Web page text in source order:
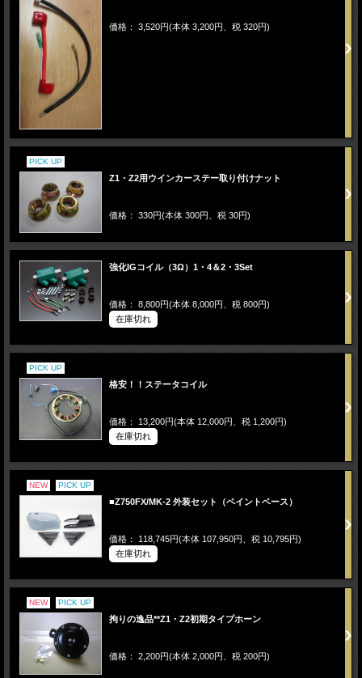
価格： 3,520円(本体 3,200円、税 320円)
PICK UP
Z1・Z2用ウインカーステー取り付けナット
価格： 330円(本体 300円、税 30円)
強化IGコイル（3Ω）1・4＆2・3Set
価格： 8,800円(本体 8,000円、税 800円)
在庫切れ
PICK UP
格安！！ステータコイル
価格： 13,200円(本体 12,000円、税 1,200円)
在庫切れ
NEW PICK UP
■Z750FX/MK-2 外装セット（ペイントベース）
価格： 118,745円(本体 107,950円、税 10,795円)
在庫切れ
NEW PICK UP
拘りの逸品**Z1・Z2初期タイプホーン
価格： 2,200円(本体 2,000円、税 200円)